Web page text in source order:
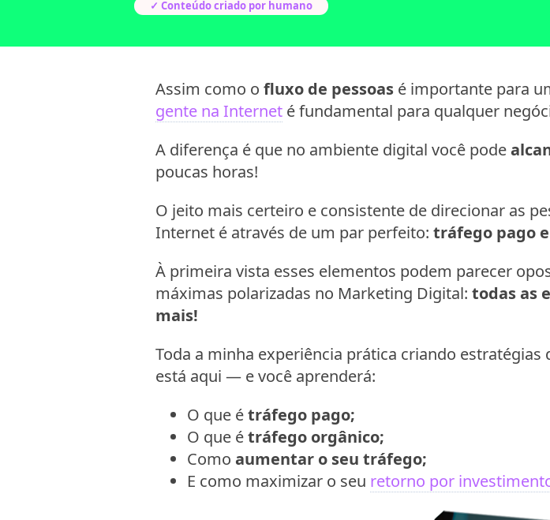
✓ Conteúdo criado por humano
Assim como o fluxo de pessoas é importante para
gente na Internet é fundamental para qualquer
A diferença é que no ambiente digital você pode
poucas horas!
O jeito mais certeiro e consistente de direcionar as
Internet é através de um par perfeito: tráfego pago
À primeira vista esses elementos podem parecer
máximas polarizadas no Marketing Digital: todas as
mais!
Toda a minha experiência prática criando
está aqui — e você aprenderá:
O que étráfego pago;
O que étráfego orgânico;
Como aumentar o seu tráfego;
E como maximizar o seu retorno por